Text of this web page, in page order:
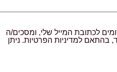
לכתובת המייל שלי, ומסכים/ה
למדיניות הפרטיות. ניתן